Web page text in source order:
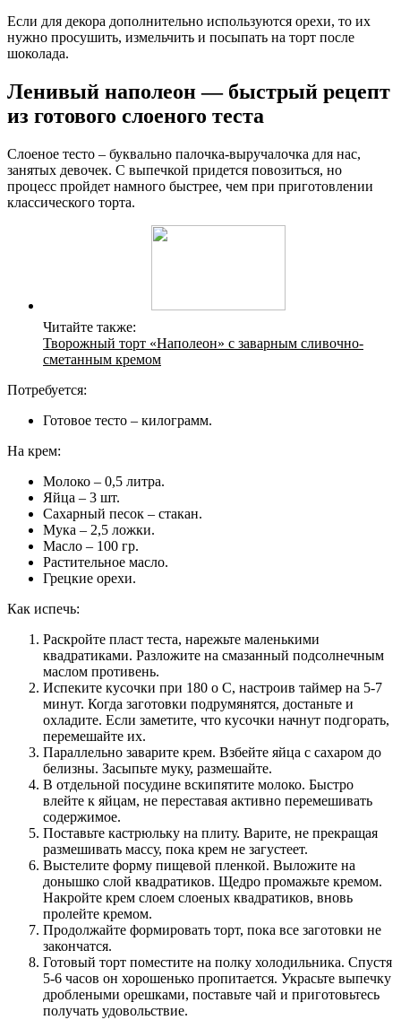
Если для декора дополнительно используются орехи, то их
нужно просушить, измельчить и посыпать на торт после
шоколада.
Ленивый наполеон — быстрый рецепт
из готового слоеного теста
Слоеное тесто – буквально палочка-выручалочка для нас,
занятых девочек. С выпечкой придется повозиться, но
процесс пройдет намного быстрее, чем при приготовлении
классического торта.
Читайте также:
Творожный торт «Наполеон» с заварным сливочно-
сметанным кремом
Потребуется:
Готовое тесто – килограмм.
На крем:
Молоко – 0,5 литра.
Яйца – 3 шт.
Сахарный песок – стакан.
Мука – 2,5 ложки.
Масло – 100 гр.
Растительное масло.
Грецкие орехи.
Как испечь:
Раскройте пласт теста, нарежьте маленькими
квадратиками. Разложите на смазанный подсолнечным
маслом противень.
Испеките кусочки при 180 о С, настроив таймер на 5-7
минут. Когда заготовки подрумянятся, достаньте и
охладите. Если заметите, что кусочки начнут подгорать,
перемешайте их.
Параллельно заварите крем. Взбейте яйца с сахаром до
белизны. Засыпьте муку, размешайте.
В отдельной посудине вскипятите молоко. Быстро
влейте к яйцам, не переставая активно перемешивать
содержимое.
Поставьте кастрюльку на плиту. Варите, не прекращая
размешивать массу, пока крем не загустеет.
Выстелите форму пищевой пленкой. Выложите на
донышко слой квадратиков. Щедро промажьте кремом.
Накройте крем слоем слоеных квадратиков, вновь
пролейте кремом.
Продолжайте формировать торт, пока все заготовки не
закончатся.
Готовый торт поместите на полку холодильника. Спустя
5-6 часов он хорошенько пропитается. Украсьте выпечку
дроблеными орешками, поставьте чай и приготовьтесь
получать удовольствие.